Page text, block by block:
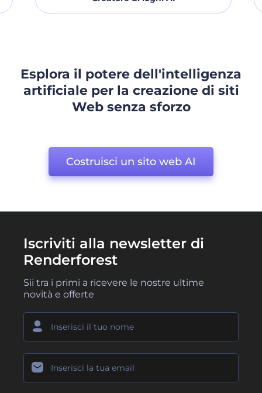
Esplora il potere dell'intelligenza
artificiale per la creazione di siti
Web senza sforzo
Costruisci un sito web AI
Iscriviti alla newsletter di
Renderforest
Sii tra i primi a ricevere le nostre ultime
novità e offerte